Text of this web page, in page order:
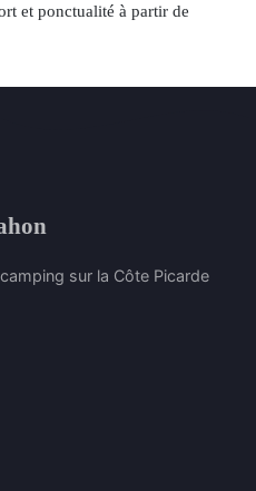
et ponctualité à partir de
sur la Côte Picarde